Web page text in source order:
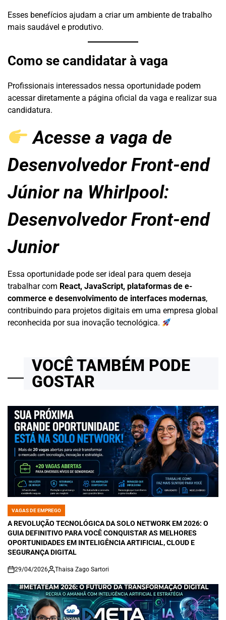
Esses benefícios ajudam a criar um ambiente de trabalho
mais saudável e produtivo.
Como se candidatar à vaga
Profissionais interessados nessa oportunidade podem
acessar diretamente a página oficial da vaga e realizar sua
candidatura.
Acesse a vaga de
Desenvolvedor Front-end
Júnior na Whirlpool:
Desenvolvedor Front-end
Junior
Essa oportunidade pode ser ideal para quem deseja
trabalhar com React, JavaScript, plataformas de e-
commerce e desenvolvimento de interfaces modernas,
contribuindo para projetos digitais em uma empresa global
reconhecida por sua inovação tecnológica.
VOCÊ TAMBÉM PODE
GOSTAR
POSTED
IN
VAGAS DE EMPREGO
A REVOLUÇÃO TECNOLÓGICA DA SOLO NETWORK EM 2026: O
GUIA DEFINITIVO PARA VOCÊ CONQUISTAR AS MELHORES
OPORTUNIDADES EM INTELIGÊNCIA ARTIFICIAL, CLOUD E
SEGURANÇA DIGITAL
on
29/04/2026 Thaisa Zago Sartori